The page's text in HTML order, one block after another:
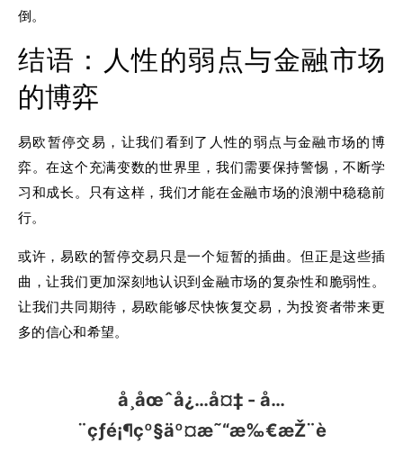
倒。
结语：人性的弱点与金融市场
的博弈
易欧暂停交易，让我们看到了人性的弱点与金融市场的博
弈。在这个充满变数的世界里，我们需要保持警惕，不断学
习和成长。只有这样，我们才能在金融市场的浪潮中稳稳前
行。
或许，易欧的暂停交易只是一个短暂的插曲。但正是这些插
曲，让我们更加深刻地认识到金融市场的复杂性和脆弱性。
让我们共同期待，易欧能够尽快恢复交易，为投资者带来更
多的信心和希望。